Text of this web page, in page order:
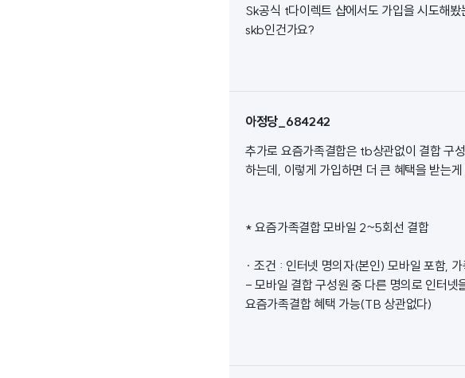
Sk공식 t다이렉트 샵에서도 가입을 시도해
skb인건가요?
아정당_684242
추가로 요즘가족결합은 tb상관없이 결합 구
하는데, 이렇게 가입하면 더 큰 혜택을 받는
* 요즘가족결합 모바일 2~5회선 결합
· 조건 : 인터넷 명의자(본인) 모바일 포함,
- 모바일 결합 구성원 중 다른 명의로 인터넷
요즘가족결합 혜택 가능(TB 상관없다)